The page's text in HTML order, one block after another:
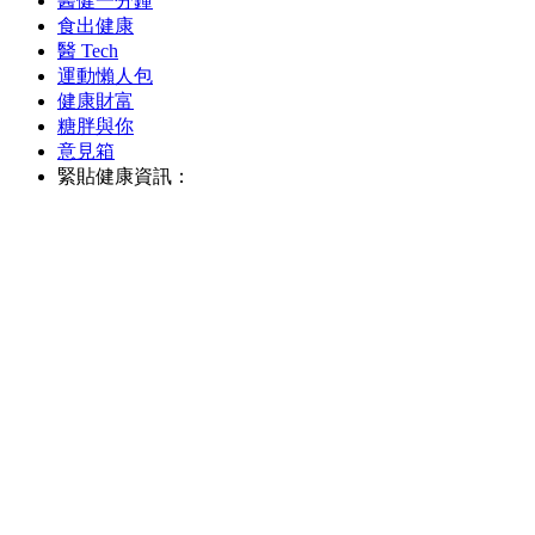
食出健康
醫 Tech
運動懶人包
健康財富
糖胖與你
意見箱
緊貼健康資訊：